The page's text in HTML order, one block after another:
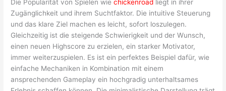
Die Popularität von Spielen wiechickenroad liegt in ihrer
Zugänglichkeit und ihrem Suchtfaktor. Die intuitive Steuerung
und das klare Ziel machen es leicht, sofort loszulegen.
Gleichzeitig ist die steigende Schwierigkeit und der Wunsch,
einen neuen Highscore zu erzielen, ein starker Motivator,
immer weiterzuspielen. Es ist ein perfektes Beispiel dafür, wie
einfache Mechaniken in Kombination mit einem
ansprechenden Gameplay ein hochgradig unterhaltsames